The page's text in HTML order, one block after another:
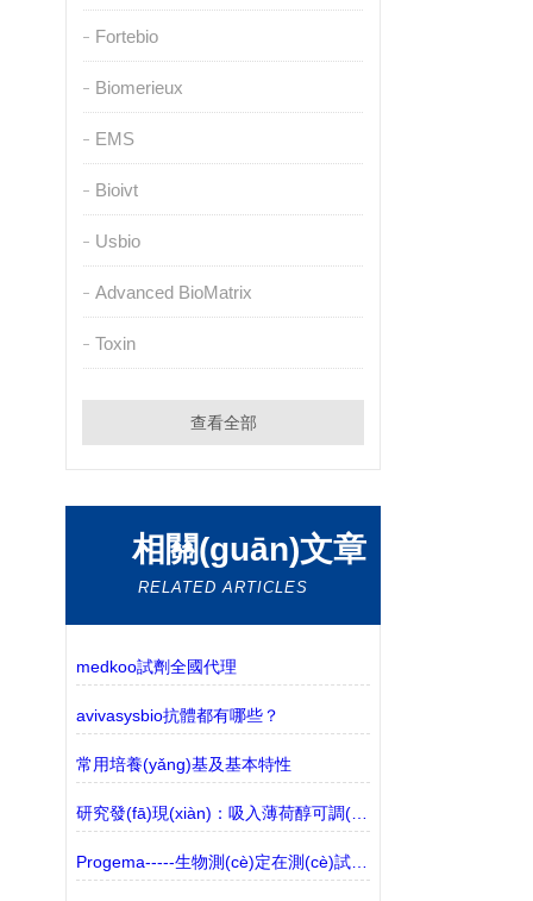
Fortebio
Biomerieux
EMS
Bioivt
Usbio
Advanced BioMatrix
Toxin
查看全部
相關(guān)文章
RELATED ARTICLES
medkoo試劑全國代理
avivasysbio抗體都有哪些？
常用培養(yǎng)基及基本特性
研究發(fā)現(xiàn)：吸入薄荷醇可調(diào)節(jié)阿爾茨海默病模型的免疫力
Progema-----生物測(cè)定在測(cè)試犬類癌癥新療法中的作用